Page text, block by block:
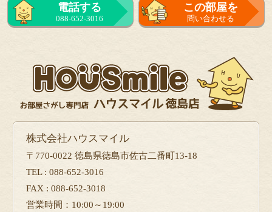
電話する
088-652-3016
この部屋を
問い合わせる
株式会社ハウスマイル
〒770-0022 徳島県徳島市佐古二番町13-18
TEL : 088-652-3016
FAX : 088-652-3018
営業時間：10:00～19:00